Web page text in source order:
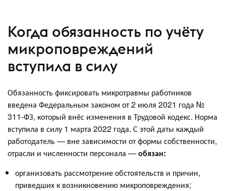
Когда обязанность по учёту
микроповреждений
вступила в силу
Обязанность фиксировать микротравмы работников
введена Федеральным законом от 2 июля 2021 года №
311-ФЗ, который внёс изменения в Трудовой кодекс. Норма
вступила в силу 1 марта 2022 года. С этой даты каждый
работодатель — вне зависимости от формы собственности,
отрасли и численности персонала —обязан:
организовать рассмотрение обстоятельств и причин,
приведших к возникновению микроповреждения;